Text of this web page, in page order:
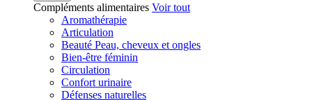
Compléments alimentaires Voir tout
Aromathérapie
Articulation
Beauté Peau, cheveux et ongles
Bien-être féminin
Circulation
Confort urinaire
Défenses naturelles